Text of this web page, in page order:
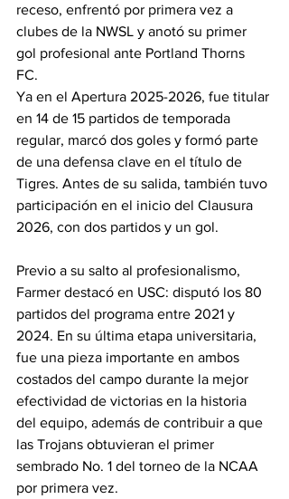
receso, enfrentó por primera vez a
clubes de la NWSL y anotó su primer
gol profesional ante Portland Thorns
FC.
Ya en el Apertura 2025-2026, fue titular
en 14 de 15 partidos de temporada
regular, marcó dos goles y formó parte
de una defensa clave en el título de
Tigres. Antes de su salida, también tuvo
participación en el inicio del Clausura
2026, con dos partidos y un gol.
Previo a su salto al profesionalismo,
Farmer destacó en USC: disputó los 80
partidos del programa entre 2021 y
2024. En su última etapa universitaria,
fue una pieza importante en ambos
costados del campo durante la mejor
efectividad de victorias en la historia
del equipo, además de contribuir a que
las Trojans obtuvieran el primer
sembrado No. 1 del torneo de la NCAA
por primera vez.